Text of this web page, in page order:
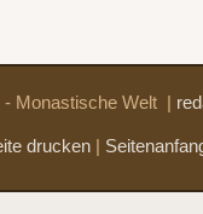
Monastische Welt
drucken